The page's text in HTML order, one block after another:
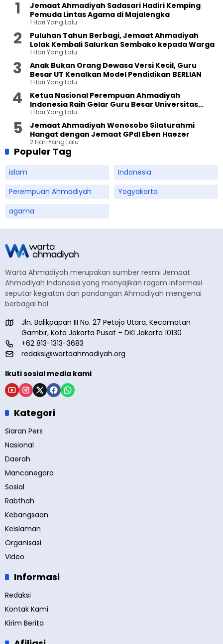
Jemaat Ahmadiyah Sadasari Hadiri Kemping
Pemuda Lintas Agama di Majalengka
1 Hari Yang Lalu
Puluhan Tahun Berbagi, Jemaat Ahmadiyah
Lolak Kembali Salurkan Sembako kepada Warga
1 Hari Yang Lalu
Anak Bukan Orang Dewasa Versi Kecil, Guru
Besar UT Kenalkan Model Pendidikan BERLIAN
1 Hari Yang Lalu
Ketua Nasional Perempuan Ahmadiyah
Indonesia Raih Gelar Guru Besar Universitas
Terbuka
1 Hari Yang Lalu
Jemaat Ahmadiyah Wonosobo Silaturahmi
Hangat dengan Jemaat GPdI Eben Haezer
2 Hari Yang Lalu
Populer Tag
islam
Indonesia
Perempuan Ahmadiyah
Yogyakarta
agama
Warta Ahmadiyah merupakan sumber resmi Jemaat
Ahmadiyah Indonesia yang menyajikan ragam informasi
seputar kegiatan dan pandangan Ahmadiyah mengenai
berbagai hal.
Jln. Balikpapan III No. 27 Petojo Utara, Kecamatan
Gambir, Kota Jakarta Pusat – DKI Jakarta 10130
+62 813-1313-3683
redaksi@wartaahmadiyah.org
Ikuti sosial media kami
Kategori
Siaran Pers
Nasional
Daerah
Mancanegara
Sosial
Rabthah
Kebangsaan
Keislaman
Organisasi
Video
Informasi
Redaksi
Kontak Kami
Kirim Berita